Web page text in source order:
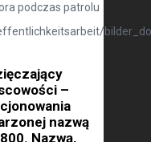
podczas patrolu
–
nazwą
Nazwą,